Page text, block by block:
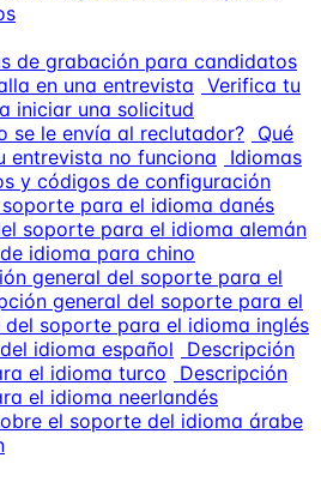
de grabación para candidatos
en una entrevista Verifica tu
iniciar una solicitud
se le envía al reclutador? Qué
entrevista no funciona
Idiomas
y códigos de configuración
soporte para el idioma danés
soporte para el idioma alemán
idioma para chino
general del soporte para el
general del soporte para el
del soporte para el idioma inglés
idioma español
Descripción
el idioma turco
Descripción
el idioma neerlandés
el soporte del idioma árabe